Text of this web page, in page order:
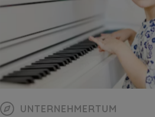
UNTERNEHMERTUM